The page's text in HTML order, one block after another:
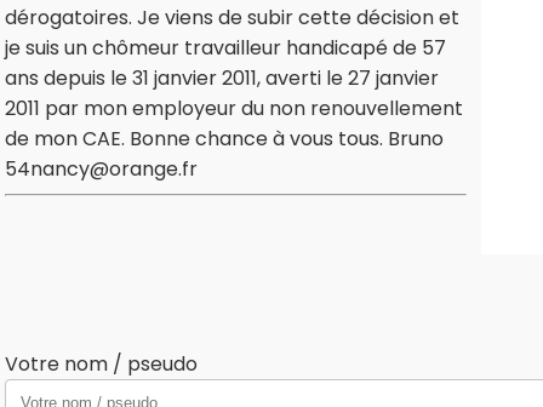
dérogatoires. Je viens de subir cette décision et
je suis un chômeur travailleur handicapé de 57
ans depuis le 31 janvier 2011, averti le 27 janvier
2011 par mon employeur du non renouvellement
de mon CAE. Bonne chance à vous tous. Bruno
54nancy@orange.fr
Votre nom / pseudo